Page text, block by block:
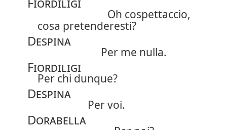
Oh cospettaccio,
cosa pretenderesti?
Despina
Per me nulla.
Fiordiligi
Per chi dunque?
Despina
Per voi.
Dorabella